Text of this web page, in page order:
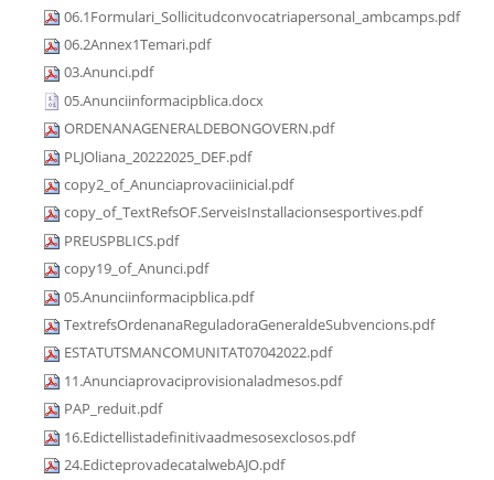
06.1Formulari_Sollicitudconvocatriapersonal_ambcamps.pdf
06.2Annex1Temari.pdf
03.Anunci.pdf
05.Anunciinformacipblica.docx
ORDENANAGENERALDEBONGOVERN.pdf
PLJOliana_20222025_DEF.pdf
copy2_of_Anunciaprovaciinicial.pdf
copy_of_TextRefsOF.ServeisInstallacionsesportives.pdf
PREUSPBLICS.pdf
copy19_of_Anunci.pdf
05.Anunciinformacipblica.pdf
TextrefsOrdenanaReguladoraGeneraldeSubvencions.pdf
ESTATUTSMANCOMUNITAT07042022.pdf
11.Anunciaprovaciprovisionaladmesos.pdf
PAP_reduit.pdf
16.Edictellistadefinitivaadmesosexclosos.pdf
24.EdicteprovadecatalwebAJO.pdf